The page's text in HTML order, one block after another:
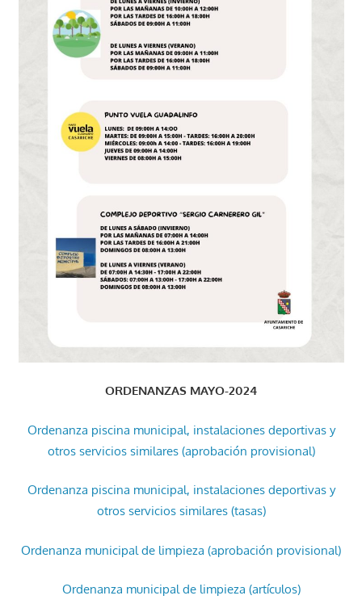
ORDENANZAS MAYO-2024
Ordenanza piscina municipal, instalaciones deportivas y
otros servicios similares (aprobación provisional)
Ordenanza piscina municipal, instalaciones deportivas y
otros servicios similares (tasas)
Ordenanza municipal de limpieza (aprobación provisional)
Ordenanza municipal de limpieza (artículos)